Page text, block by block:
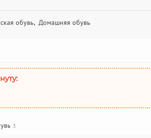
обувь, Домашняя обувь
3